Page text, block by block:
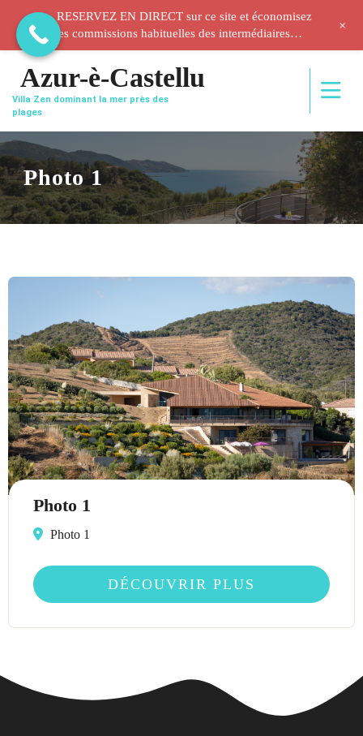
Azur-è-Castellu
Villa Zen dominant la mer près des
plages
Photo 1
Photo 1
Photo 1
DÉCOUVRIR PLUS
RESERVEZ EN DIRECT sur ce site et économisez
les commissions habituelles des intermédiaires…
+